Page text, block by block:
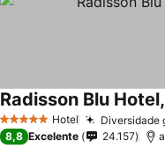
5 Estrelas Hotel Diversidade
Radisson Blu
8,8 Excelente 24.157